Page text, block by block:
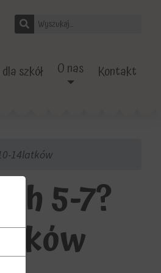
szkół O nas Kontakt
14latków
5-7?